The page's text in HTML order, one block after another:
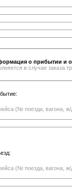
о прибытии и
в случае заказа
(№ поезда, вагона, ж/
(№ поезда, вагона, ж/